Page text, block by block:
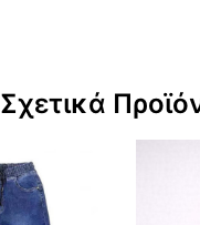
Σχετικά